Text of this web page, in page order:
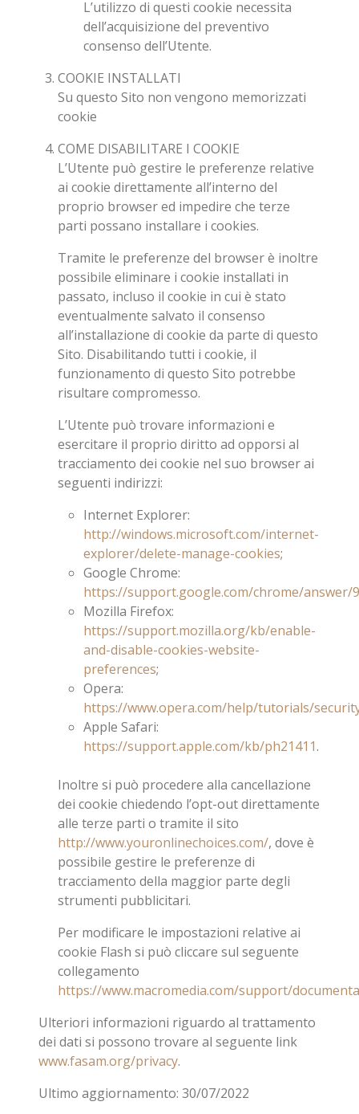
L’utilizzo di questi cookie necessita
dell’acquisizione del preventivo
consenso dell’Utente.
COOKIE INSTALLATI
Su questo Sito non vengono memorizzati
cookie
COME DISABILITARE I COOKIE
L’Utente può gestire le preferenze relative
ai cookie direttamente all’interno del
proprio browser ed impedire che terze
parti possano installare i cookies.
Tramite le preferenze del browser è inoltre
possibile eliminare i cookie installati in
passato, incluso il cookie in cui è stato
eventualmente salvato il consenso
all’installazione di cookie da parte di questo
Sito. Disabilitando tutti i cookie, il
funzionamento di questo Sito potrebbe
risultare compromesso.
L’Utente può trovare informazioni e
esercitare il proprio diritto ad opporsi al
tracciamento dei cookie nel suo browser ai
seguenti indirizzi:
Internet Explorer:
http://windows.microsoft.com/internet-
explorer/delete-manage-cookies;
Google Chrome:
https://support.google.com/chrome/answer/
Mozilla Firefox:
https://support.mozilla.org/kb/enable-
and-disable-cookies-website-
preferences;
Opera:
https://www.opera.com/help/tutorials/
Apple Safari:
https://support.apple.com/kb/ph21411.
Inoltre si può procedere alla cancellazione
dei cookie chiedendo l’opt-out direttamente
alle terze parti o tramite il sito
http://www.youronlinechoices.com/, dove è
possibile gestire le preferenze di
tracciamento della maggior parte degli
strumenti pubblicitari.
Per modificare le impostazioni relative ai
cookie Flash si può cliccare sul seguente
collegamento
https://www.macromedia.com/support/
Ulteriori informazioni riguardo al trattamento
dei dati si possono trovare al seguente link
www.fasam.org/privacy.
Ultimo aggiornamento: 30/07/2022